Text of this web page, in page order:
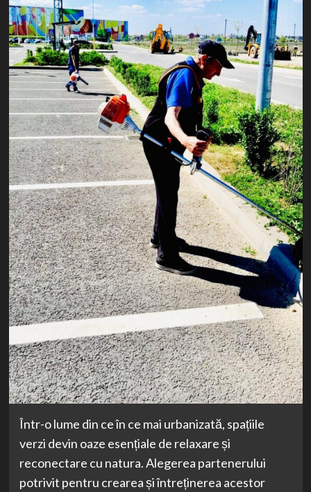
Într-o lume din ce în ce mai urbanizată, spațiile
verzi devin oaze esențiale de relaxare și
reconectare cu natura. Alegerea partenerului
potrivit pentru crearea și întreținerea acestor